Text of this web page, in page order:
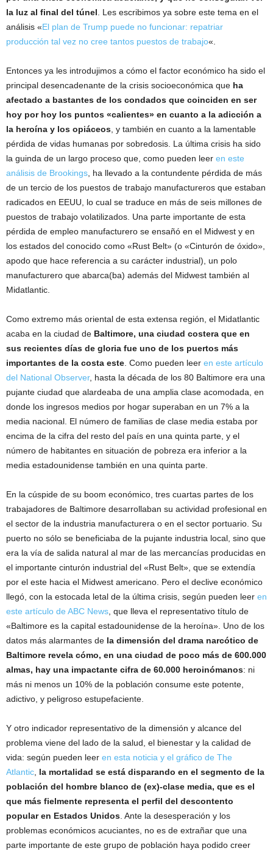
la luz al final del túnel . Les escribimos ya sobre este tema en el
análisis «El plan de Trump puede no funcionar: repatriar
producción tal vez no cree tantos puestos de trabajo«.
Entonces ya les introdujimos a cómo el factor económico ha sido el
principal desencadenante de la crisis socioeconómica que ha
afectado a bastantes de los condados que coinciden en ser
hoy por hoy los puntos «calientes» en cuanto a la adicción a
la heroína y los opiáceos , y también en cuanto a la lamentable
pérdida de vidas humanas por sobredosis. La última crisis ha sido
la guinda de un largo proceso que, como pueden leer en este
análisis de Brookings , ha llevado a la contundente pérdida de más
de un tercio de los puestos de trabajo manufactureros que estaban
radicados en EEUU, lo cual se traduce en más de seis millones de
puestos de trabajo volatilizados. Una parte importante de esta
pérdida de empleo manufacturero se ensañó en el Midwest y en
los estados del conocido como «Rust Belt» (o «Cinturón de óxido»,
apodo que hace referencia a su carácter industrial), un polo
manufacturero que abarca(ba) además del Midwest también al
Midatlantic.
Como extremo más oriental de esta extensa región, el Midatlantic
acaba en la ciudad de Baltimore, una ciudad costera que en
sus recientes días de gloria fue uno de los puertos más
importantes de la costa este . Como pueden leer en este artículo
del National Observer, hasta la década de los 80 Baltimore era una
pujante ciudad que alardeaba de una amplia clase acomodada, en
donde los ingresos medios por hogar superaban en un 7% a la
media nacional. El número de familias de clase media estaba por
encima de la cifra del resto del país en una quinta parte, y el
número de habitantes en situación de pobreza era inferior a la
media estadounidense también en una quinta parte.
En la cúspide de su boom económico, tres cuartas partes de los
trabajadores de Baltimore desarrollaban su actividad profesional en
el sector de la industria manufacturera o en el sector portuario. Su
puerto no sólo se beneficiaba de la pujante industria local, sino que
era la vía de salida natural al mar de las mercancías producidas en
el importante cinturón industrial del «Rust Belt», que se extendía
por el este hacia el Midwest americano. Pero el declive económico
llegó, con la estocada letal de la última crisis, según pueden leer en
este artículo de ABC News , que lleva el representativo título de
«Baltimore es la capital estadounidense de la heroína». Uno de los
datos más alarmantes de la dimensión del drama narcótico de
Baltimore revela cómo, en una ciudad de poco más de 600.000
almas, hay una impactante cifra de 60.000 heroinómanos: ni
más ni menos un 10% de la población consume este potente,
adictivo, y peligroso estupefaciente.
Y otro indicador representativo de la dimensión y alcance del
problema viene del lado de la salud, el bienestar y la calidad de
vida: según pueden leer en esta noticia y el gráfico de The
Atlantic la mortalidad se está disparando en el segmento de la
población del hombre blanco de (ex)-clase media, que es el
que más fielmente representa el perfil del descontento
popular en Estados Unidos . Ante la desesperación y los
problemas económicos acuciantes, no es de extrañar que una
parte importante de este grupo de población haya podido creer